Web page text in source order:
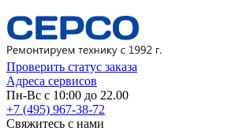
Проверить статус заказа
Адреса сервисов
Пн-Вс с 10:00 до 22.00
+7 (495) 967-38-72
Свяжитесь с нами